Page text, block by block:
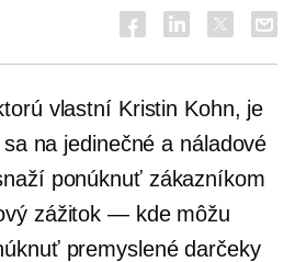
vlastní Kristin Kohn, je
na jedinečné a náladové
ponúknuť zákazníkom
zážitok — kde môžu
premyslené darčeky